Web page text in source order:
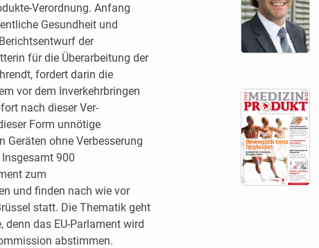
Verordnung. ­Anfang
Gesundheit und
der
für die Überarbeitung der
fordert darin die
vor dem Inverkehrbringen
nach dieser Ver­
Form unnötige
Geräten ohne Verbesserung
900
zum
und finden nach wie vor
statt. Die Thematik geht
denn das EU-Parlament wird
abstimmen.